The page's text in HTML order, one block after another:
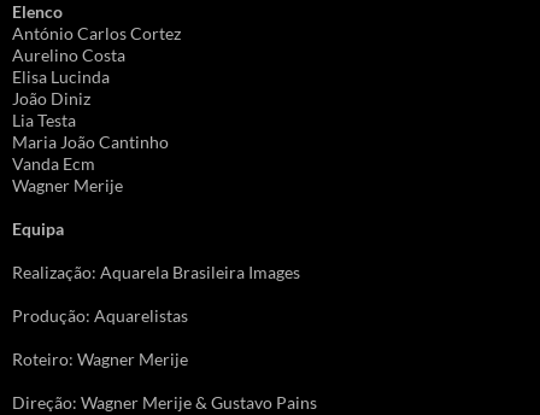
Elenco
António Carlos Cortez
Aurelino Costa
Elisa Lucinda
João Diniz
Lia Testa
Maria João Cantinho
Vanda Ecm
Wagner Merije
Equipa
Realização: Aquarela Brasileira Images
Produção: Aquarelistas
Roteiro: Wagner Merije
Direção: Wagner Merije & Gustavo Pains